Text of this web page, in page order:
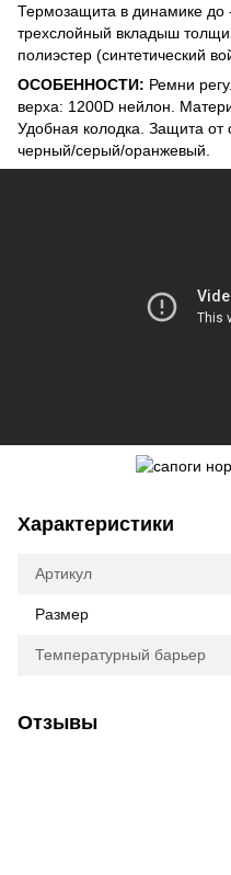
Термозащита в динамике
трехслойный вкладыш
полиэстер (синтетический
ОСОБЕННОСТИ: Ремни
верха: 1200D нейлон.
Удобная колодка. Защита от
черный/серый/оранжевый.
Характеристики
Артикул
Размер
Температурный барьер
Отзывы